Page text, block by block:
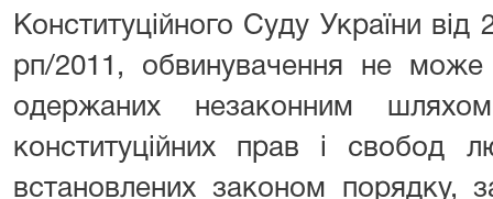
Конституційного Суду України
рп/2011, обвинувачення не може
одержаних незаконним
конституційних прав і свобод
встановлених законом порядку,